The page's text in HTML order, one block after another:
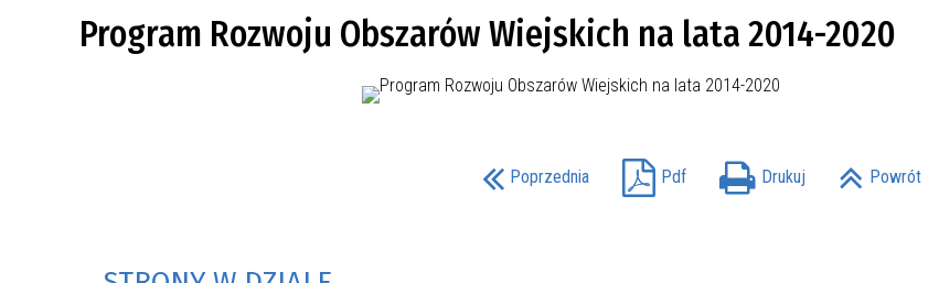
kliknij, aby przejść do dalszej części informacji
kliknij, aby przejść do dalszej części informacji
Program Rozwoju Obszarów Wiejskich na lata 2014-2020
Poprzednia Pdf Drukuj Powrót